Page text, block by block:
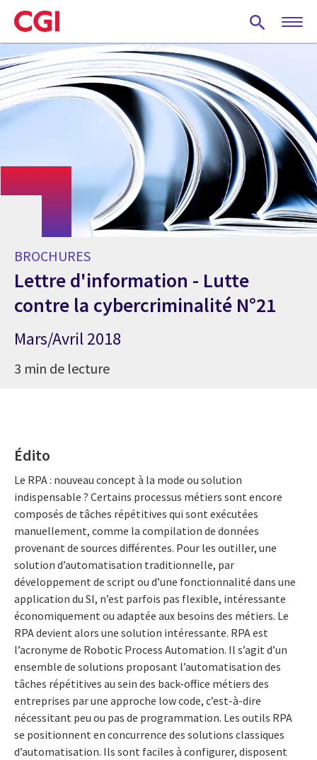
Skip
to
main
content
BROCHURES
Lettre d'information - Lutte
contre la cybercriminalité N°21
Mars/Avril 2018
3 min de lecture
Édito
Le RPA : nouveau concept à la mode ou solution
indispensable ? Certains processus métiers sont encore
composés de tâches répétitives qui sont exécutées
manuellement, comme la compilation de données
provenant de sources différentes. Pour les outiller, une
solution d’automatisation traditionnelle, par
développement de script ou d’une fonctionnalité dans une
application du SI, n’est parfois pas flexible, intéressante
économiquement ou adaptée aux besoins des métiers. Le
RPA devient alors une solution intéressante. RPA est
l’acronyme de Robotic Process Automation. Il s’agit d’un
ensemble de solutions proposant l’automatisation des
tâches répétitives au sein des back-office métiers des
entreprises par une approche low code, c’est-à-dire
nécessitant peu ou pas de programmation. Les outils RPA
se positionnent en concurrence des solutions classiques
d’automatisation. Ils sont faciles à configurer, disposent